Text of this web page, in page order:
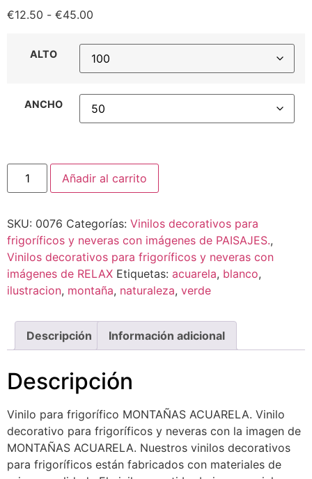
€12.50 - €45.00
ALTO
ANCHO
Añadir al carrito
SKU: 0076 Categorías: Vinilos decorativos para
frigoríficos y neveras con imágenes de PAISAJES.,
Vinilos decorativos para frigoríficos y neveras con
imágenes de RELAX Etiquetas: acuarela, blanco,
ilustracion, montaña, naturaleza, verde
Descripción Información adicional
Descripción
Vinilo para frigorífico MONTAÑAS ACUARELA. Vinilo
decorativo para frigoríficos y neveras con la imagen de
MONTAÑAS ACUARELA. Nuestros vinilos decorativos
para frigoríficos están fabricados con materiales de